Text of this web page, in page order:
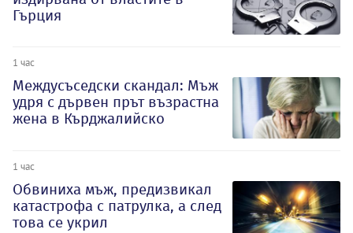
Гърция
1 час
Междусъседски скандал: Мъж
удря с дървен прът възрастна
жена в Кърджалийско
1 час
Обвиниха мъж, предизвикал
катастрофа с патрулка, а след
това се укрил